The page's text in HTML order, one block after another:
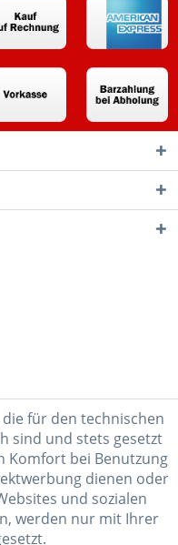
für den technischen
sind und stets gesetzt
Komfort bei Benutzung
dienen oder
und sozialen
werden nur mit Ihrer